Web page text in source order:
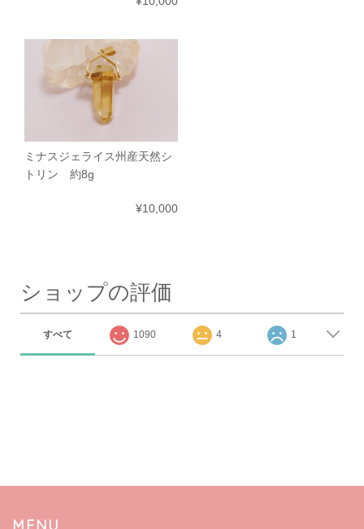
ミナスジェライス州産天然シ
トリン 約8g
¥10,000
ショップの評価
すべて 1090 4 1